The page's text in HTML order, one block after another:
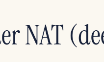
NAT